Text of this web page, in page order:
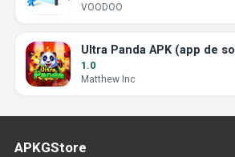
VOODOO
1.0
Matthew Inc
APKGStore